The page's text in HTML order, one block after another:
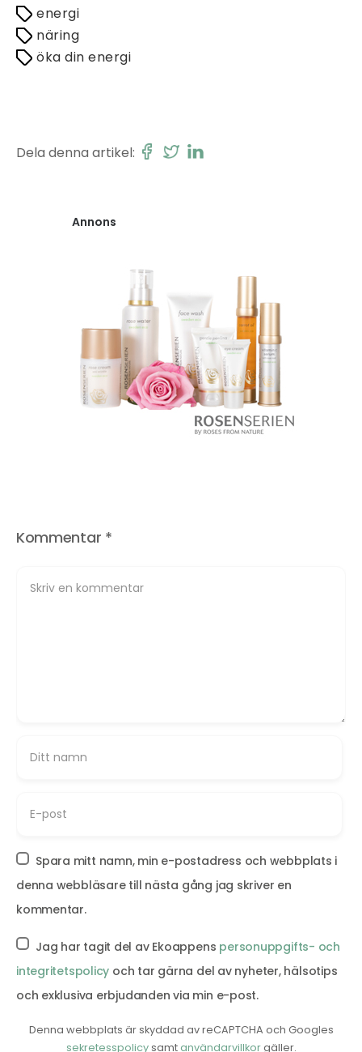
energi
näring
öka din energi
Dela denna artikel:
Annons
Kommentar *
Spara mitt namn, min e-postadress och webbplats i
denna webbläsare till nästa gång jag skriver en
kommentar.
Jag har tagit del av Ekoappens personuppgifts- och
integritetspolicy och tar gärna del av nyheter, hälsotips
och exklusiva erbjudanden via min e-post.
Denna webbplats är skyddad av reCAPTCHA och Googles
sekretesspolicysamtanvändarvillkorgäller.